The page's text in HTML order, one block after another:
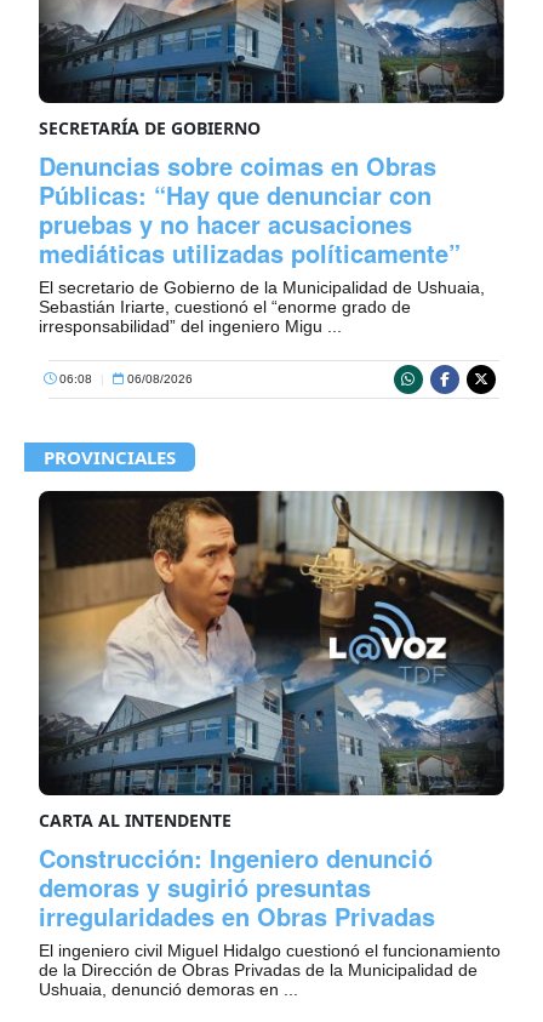
SECRETARÍA DE GOBIERNO
Denuncias sobre coimas en Obras
Públicas: “Hay que denunciar con
pruebas y no hacer acusaciones
mediáticas utilizadas políticamente”
El secretario de Gobierno de la Municipalidad de Ushuaia,
Sebastián Iriarte, cuestionó el “enorme grado de
irresponsabilidad” del ingeniero Migu ...
06:08 06/08/2026
PROVINCIALES
CARTA AL INTENDENTE
Construcción: Ingeniero denunció
demoras y sugirió presuntas
irregularidades en Obras Privadas
El ingeniero civil Miguel Hidalgo cuestionó el funcionamiento
de la Dirección de Obras Privadas de la Municipalidad de
Ushuaia, denunció demoras en ...